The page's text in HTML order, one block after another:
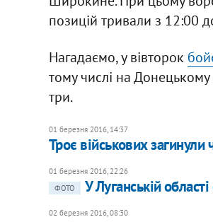
позицій тривали з 12:00
Нагадаємо, у вівторок
тому числі на
три.
01 березня 2016, 14:37
Троє військових
01 березня 2016, 22:26
ФОТО
У Луганській
02 березня 2016, 08:30